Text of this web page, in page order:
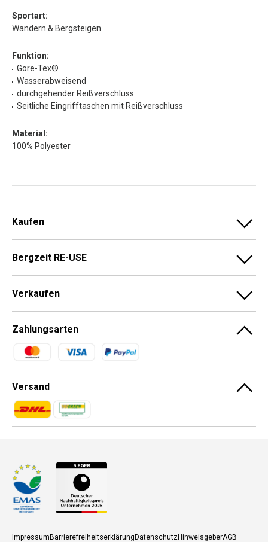
Sportart:
Wandern & Bergsteigen
Funktion:
Gore-Tex®
Wasserabweisend
durchgehender Reißverschluss
Seitliche Eingrifftaschen mit Reißverschluss
Material:
100% Polyester
Kaufen
Bergzeit RE-USE
Verkaufen
Zahlungsarten
Zahlungsmethoden
Versand
Zahlungsmethoden
Zahlungsmethoden
ImpressumBarrierefreiheitserklärungDatenschutzHinweisgeberAGB